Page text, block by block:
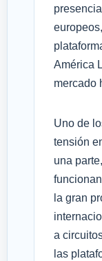
América
mercado
Uno de
tensión
una
la gran
a
las